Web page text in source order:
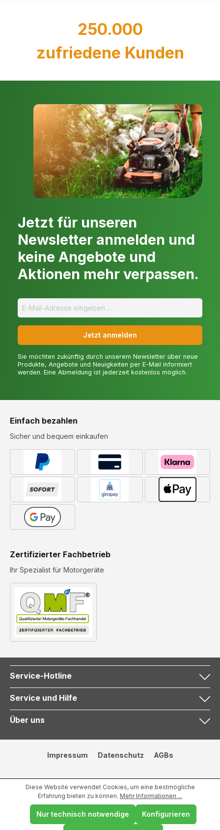
250.000
zufriedene Kunden
Jetzt für unseren
Newsletter anmelden und
keine Angebote und
Aktionen mehr verpassen.
Jetzt anmelden
Sie möchten zukünftig durch unserem Newsletter über neue
Produkte, Angebote und Neuigkeiten per E-Mail informiert
werden. Eine Abmeldung ist jederzeit kostenlos möglich.
Einfach bezahlen
Sicher und bequem einkaufen
Zertifizierter Fachbetrieb
Ihr Spezialist für Motorgeräte
Service-Hotline
Service und Hilfe
Über uns
Impressum Datenschutz AGBs
Diese Website verwendet Cookies, um eine bestmögliche
Erfahrung bieten zu können. Mehr Informationen ...
Nur technisch notwendige Konfigurieren